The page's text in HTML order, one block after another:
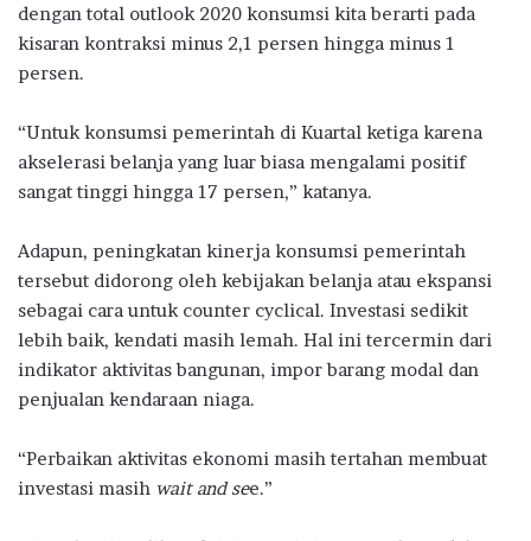
dengan total outlook 2020 konsumsi kita berarti pada
kisaran kontraksi minus 2,1 persen hingga minus 1
persen.
“Untuk konsumsi pemerintah di Kuartal ketiga karena
akselerasi belanja yang luar biasa mengalami positif
sangat tinggi hingga 17 persen,” katanya.
Adapun, peningkatan kinerja konsumsi pemerintah
tersebut didorong oleh kebijakan belanja atau ekspansi
sebagai cara untuk counter cyclical. Investasi sedikit
lebih baik, kendati masih lemah. Hal ini tercermin dari
indikator aktivitas bangunan, impor barang modal dan
penjualan kendaraan niaga.
“Perbaikan aktivitas ekonomi masih tertahan membuat
investasi masih wait and see.”